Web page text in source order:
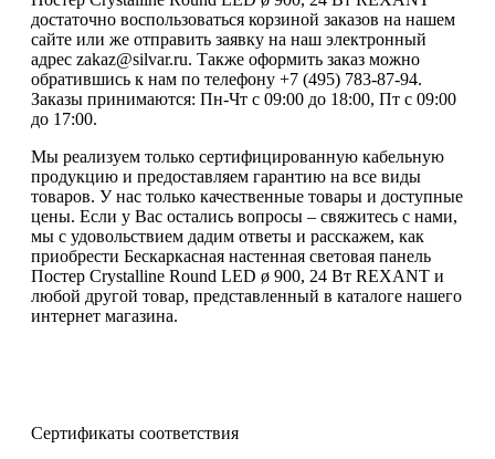
достаточно воспользоваться корзиной заказов на нашем
сайте или же отправить заявку на наш электронный
адрес zakaz@silvar.ru. Также оформить заказ можно
обратившись к нам по телефону +7 (495) 783-87-94.
Заказы принимаются: Пн-Чт с 09:00 до 18:00, Пт с 09:00
до 17:00.
Мы реализуем только сертифицированную кабельную
продукцию и предоставляем гарантию на все виды
товаров. У нас только качественные товары и доступные
цены. Если у Вас остались вопросы – свяжитесь с нами,
мы с удовольствием дадим ответы и расскажем, как
приобрести Бескаркасная настенная световая панель
Постер Crystalline Round LED ø 900, 24 Вт REXANT и
любой другой товар, представленный в каталоге нашего
интернет магазина.
Сертификаты соответствия